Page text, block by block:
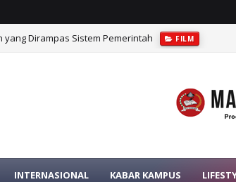
yang Dirampas Sistem Pemerintah FILM
INTERNASIONAL KABAR KAMPUS